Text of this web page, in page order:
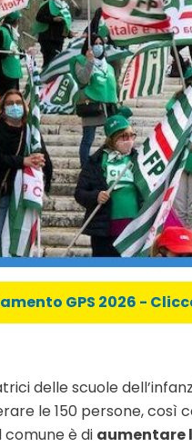
GPS 2026 -
delle scuole
le 150 persone, così
è di aumentare